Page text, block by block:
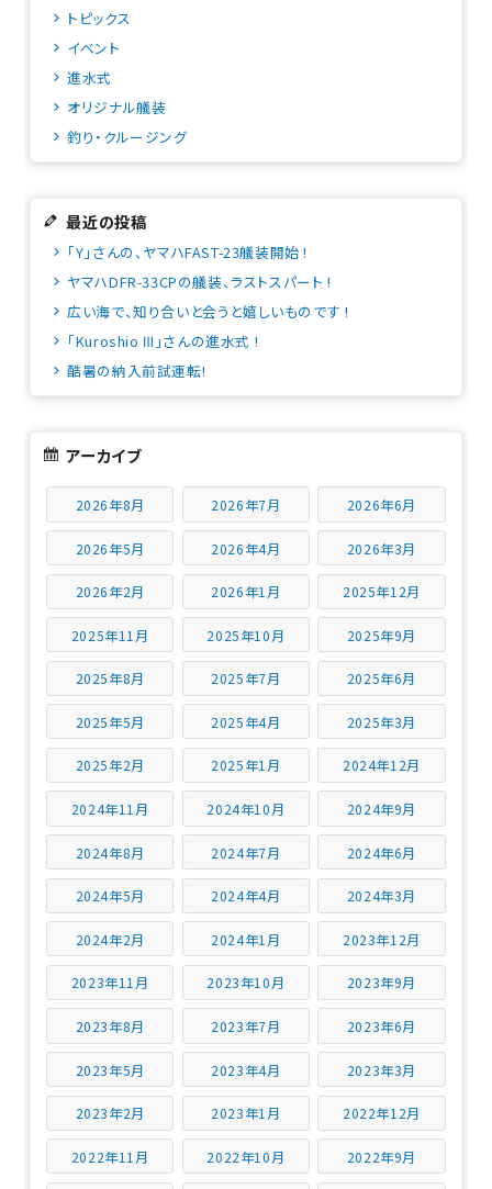
トピックス
イベント
進水式
オリジナル艤装
釣り・クルージング
最近の投稿
「Y」さんの、ヤマハFAST-23艤装開始 !
ヤマハDFR-33CPの艤装、ラストスパート !
広い海で、知り合いと会うと嬉しいものです !
「Kuroshio Ⅲ」さんの進水式 !
酷暑の納入前試運転!
アーカイブ
2026年8月 2026年7月 2026年6月
2026年5月 2026年4月 2026年3月
2026年2月 2026年1月 2025年12月
2025年11月 2025年10月 2025年9月
2025年8月 2025年7月 2025年6月
2025年5月 2025年4月 2025年3月
2025年2月 2025年1月 2024年12月
2024年11月 2024年10月 2024年9月
2024年8月 2024年7月 2024年6月
2024年5月 2024年4月 2024年3月
2024年2月 2024年1月 2023年12月
2023年11月 2023年10月 2023年9月
2023年8月 2023年7月 2023年6月
2023年5月 2023年4月 2023年3月
2023年2月 2023年1月 2022年12月
2022年11月 2022年10月 2022年9月